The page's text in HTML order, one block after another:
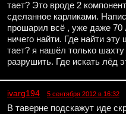
тает? Это вроде 2
сделанное карликами.
прошарил всё , уже даже 70
ничего найти. Где найти
тает? я нашёл только
разрушить. Где искать лёд
ivarg194 5 сентября 2012 в 16:32
В таверне подскажут иде